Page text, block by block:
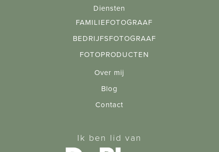
Diensten
FAMILIEFOTOGRAAF
BEDRIJFSFOTOGRAAF
FOTOPRODUCTEN
Over mij
Blog
Contact
Ik ben lid van